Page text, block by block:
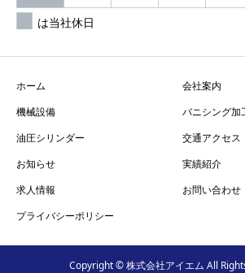
は当社休日
ホーム
会社案内
機械設備
バニシング加
油圧シリンダー
交通アクセス
お知らせ
実績紹介
求人情報
お問い合わせ
プライバシーポリシー
Copyright © 株式会社アイエム All